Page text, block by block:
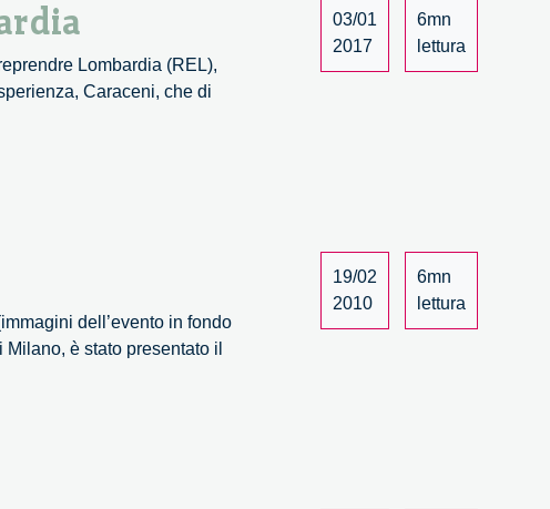
Lombardia (REL),
Caraceni, che di
03/01
2017
6mn
lettura
dell’evento in fondo
è stato presentato il
19/02
2010
6mn
lettura